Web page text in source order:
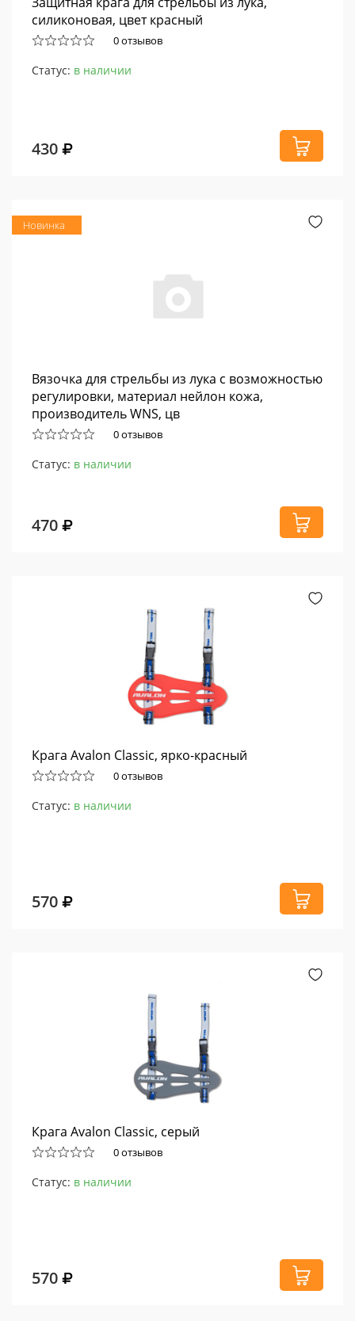
силиконовая, цвет красный
0 отзывов
Статус: в наличии
430
Новинка
Вязочка для стрельбы из лука с возможностью
регулировки, материал нейлон кожа,
производитель WNS, цв
0 отзывов
Статус: в наличии
470
Крага Avalon Classic, ярко-красный
0 отзывов
Статус: в наличии
570
Крага Avalon Classic, серый
0 отзывов
Статус: в наличии
570